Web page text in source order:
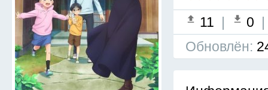
11 | 0 |
Обновлён: